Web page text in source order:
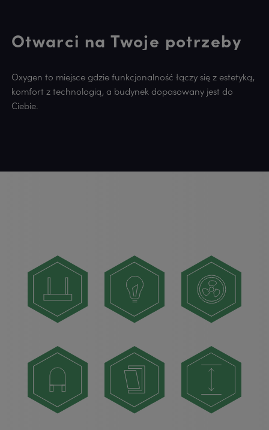
Otwarci na Twoje potrzeby
Oxygen to miejsce gdzie funkcjonalność łączy się z estetyką,
komfort z technologią, a budynek dopasowany jest do
Ciebie.